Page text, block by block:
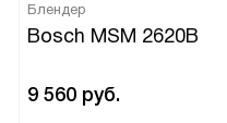
Блендер
Bosch MSM 2620B
9 560 руб.